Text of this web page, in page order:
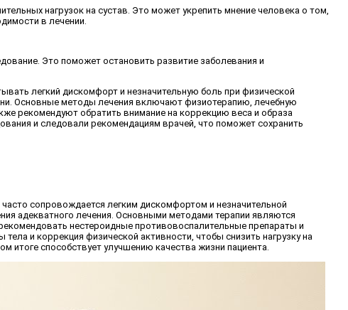
нагрузок на сустав. Это может укрепить мнение человека о том,
в лечении.
Это поможет остановить развитие заболевания и
легкий дискомфорт и незначительную боль при физической
Основные методы лечения включают физиотерапию, лечебную
рекомендуют обратить внимание на коррекцию веса и образа
и следовали рекомендациям врачей, что поможет сохранить
сопровождается легким дискомфортом и незначительной
адекватного лечения. Основными методами терапии являются
нестероидные противовоспалительные препараты и
и коррекция физической активности, чтобы снизить нагрузку на
итоге способствует улучшению качества жизни пациента.